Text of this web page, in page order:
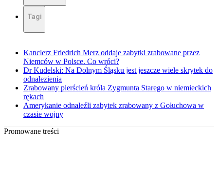
Tagi
Kanclerz Friedrich Merz oddaje zabytki zrabowane przez
Niemców w Polsce. Co wróci?
Dr Kudelski: Na Dolnym Śląsku jest jeszcze wiele skrytek do
odnalezienia
Zrabowany pierścień króla Zygmunta Starego w niemieckich
rękach
Amerykanie odnaleźli zabytek zrabowany z Gołuchowa w
czasie wojny
Promowane treści